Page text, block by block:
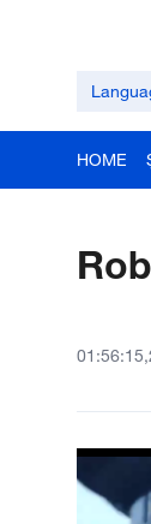
HOME